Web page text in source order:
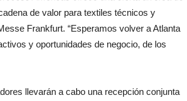
de valor para textiles técnicos y
Frankfurt. “Esperamos volver a Atlanta
y oportunidades de negocio, de los
llevarán a cabo una recepción conjunta